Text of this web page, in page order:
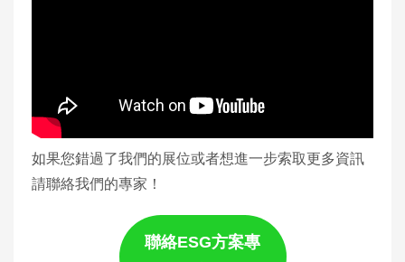
如果您錯過了我們的展位或者想進一步索取更多資訊
請聯絡我們的專家！
聯絡ESG方案專